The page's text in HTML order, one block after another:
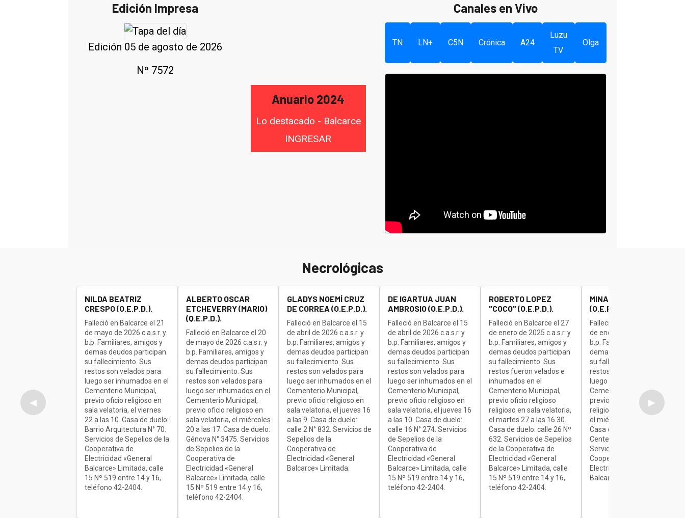
Edición Impresa
Edición 05 de agosto de 2026
Nº 7572
Anuario 2024
Lo destacado - Balcarce
INGRESAR
Canales en Vivo
TN LN+ C5N Crónica A24
Luzu
TV
Olga
Necrológicas
◀
NILDA BEATRIZ
CRESPO (Q.E.P.D.).
Falleció en Balcarce el 21
de mayo de 2026 c.a.s.r. y
b.p. Familiares, amigos y
demas deudos participan
su fallecimiento. Sus
restos son velados para
luego ser inhumados en el
Cementerio Municipal,
previo oficio religioso en
sala velatoria, el viernes
22 a las 10. Casa de duelo:
Barrio Arquitectura N° 70.
Servicios de Sepelios de la
Cooperativa de
Electricidad «General
Balcarce» Limitada, calle
15 Nº 519 entre 14 y 16,
teléfono 42-2404.
ALBERTO OSCAR
ETCHEVERRY (MARIO)
(Q.E.P.D.).
Falleció en Balcarce el 20
de mayo de 2026 c.a.s.r. y
b.p. Familiares, amigos y
demas deudos participan
su fallecimiento. Sus
restos son velados para
luego ser inhumados en el
Cementerio Municipal,
previo oficio religioso en
sala velatoria, el miércoles
20 a las 17. Casa de duelo:
Génova N° 3475. Servicios
de Sepelios de la
Cooperativa de
Electricidad «General
Balcarce» Limitada, calle
15 Nº 519 entre 14 y 16,
teléfono 42-2404.
GLADYS NOEMÍ CRUZ
DE CORREA (Q.E.P.D.).
Falleció en Balcarce el 15
de abril de 2026 c.a.s.r. y
b.p. Familiares, amigos y
demas deudos participan
su fallecimiento. Sus
restos son velados para
luego ser inhumados en el
Cementerio Municipal,
previo oficio religioso en
sala velatoria, el jueves 16
a las 9. Casa de duelo:
calle 2 N° 832. Servicios de
Sepelios de la
Cooperativa de
Electricidad «General
Balcarce» Limitada.
DE IGARTUA JUAN
AMBROSIO (Q.E.P.D.).
Falleció en Balcarce el 15
de abril de 2026 c.a.s.r. y
b.p. Familiares, amigos y
demas deudos participan
su fallecimiento. Sus
restos son velados para
luego ser inhumados en el
Cementerio Municipal,
previo oficio religioso en
sala velatoria, el jueves 16
a las 10. Casa de duelo:
calle 16 N° 274. Servicios
de Sepelios de la
Cooperativa de
Electricidad «General
Balcarce» Limitada, calle
15 Nº 519 entre 14 y 16,
teléfono 42-2404.
ROBERTO LOPEZ
"COCO" (Q.E.P.D.).
Falleció en Balcarce el 27
de enero de 2025 c.a.s.r. y
b.p. Familiares, amigos y
demas deudos participan
su fallecimiento. Sus
restos fueron velados e
inhumados en el
Cementerio Municipal,
previo oficio religioso
religioso en sala velatoria,
el martes 27 a las 16.30.
Casa de duelo: calle 26 Nº
632. Servicios de Sepelios
de la Cooperativa de
Electricidad «General
Balcarce» Limitada, calle
15 Nº 519 entre 14 y 16,
teléfono 42-2404.
MINAUDO JOSE "BETA"
(Q.E.P.D.).
Falleció en Balcarce el 27
de enero de 2025 c.a.s.r. y
b.p. Familiares, amigos y
demas deudos participan
su fallecimiento. Sus
restos son velados para
luego ser inhumados en el
Cementerio Municipal,
previo oficio religioso
religioso en sala velatoria,
el miércoles de 7 a 9.30.
Casa de duelo: Av.
Centenario Nº 1840.
Servicios de Sepelios de la
Cooperativa de
Electricidad «General
Balcarce» Limitada.
▶